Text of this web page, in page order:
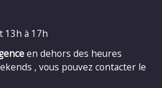
13h à 17h
en dehors des heures
, vous pouvez contacter le